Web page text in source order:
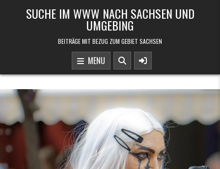
SUCHE IM WWW NACH SACHSEN UND
UMGEBING
BEITRÄGE MIT BEZUG ZUM GEBIET SACHSEN
MENU